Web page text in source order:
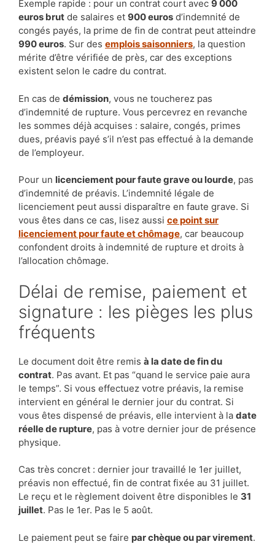
Exemple rapide : pour un contrat court avec 9 000
euros brut de salaires et 900 euros d’indemnité de
congés payés, la prime de fin de contrat peut atteindre
990 euros. Sur des emplois saisonniers, la question
mérite d’être vérifiée de près, car des exceptions
existent selon le cadre du contrat.
En cas de démission, vous ne toucherez pas
d’indemnité de rupture. Vous percevrez en revanche
les sommes déjà acquises : salaire, congés, primes
dues, préavis payé s’il n’est pas effectué à la demande
de l’employeur.
Pour un licenciement pour faute grave ou lourde, pas
d’indemnité de préavis. L’indemnité légale de
licenciement peut aussi disparaître en faute grave. Si
vous êtes dans ce cas, lisez aussi ce point sur
licenciement pour faute et chômage, car beaucoup
confondent droits à indemnité de rupture et droits à
l’allocation chômage.
Délai de remise, paiement et
signature : les pièges les plus
fréquents
Le document doit être remis à la date de fin du
contrat. Pas avant. Et pas “quand le service paie aura
le temps”. Si vous effectuez votre préavis, la remise
intervient en général le dernier jour du contrat. Si
vous êtes dispensé de préavis, elle intervient à la date
réelle de rupture, pas à votre dernier jour de présence
physique.
Cas très concret : dernier jour travaillé le 1er juillet,
préavis non effectué, fin de contrat fixée au 31 juillet.
Le reçu et le règlement doivent être disponibles le 31
juillet. Pas le 1er. Pas le 5 août.
Le paiement peut se faire par chèque ou par virement.